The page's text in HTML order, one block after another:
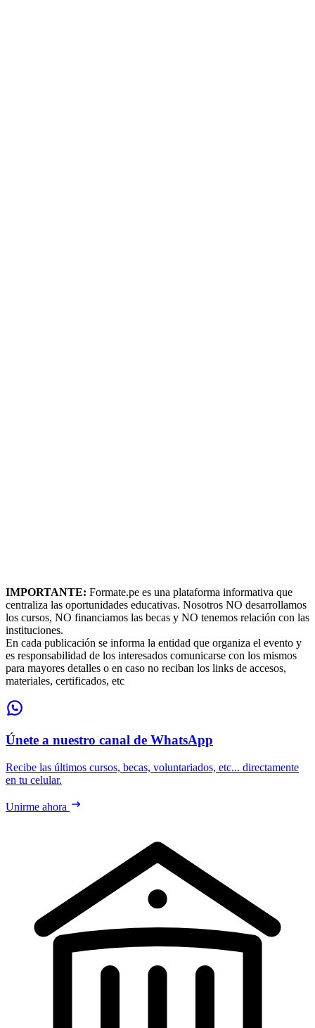
IMPORTANTE: Formate.pe es una plataforma informativa que
centraliza las oportunidades educativas. Nosotros NO desarrollamos
los cursos, NO financiamos las becas y NO tenemos relación con las
instituciones.
En cada publicación se informa la entidad que organiza el evento y
es responsabilidad de los interesados comunicarse con los mismos
para mayores detalles o en caso no reciban los links de accesos,
materiales, certificados, etc
Únete a nuestro canal de WhatsApp
Recibe las últimos cursos, becas, voluntariados, etc... directamente
en tu celular.
Unirme ahora